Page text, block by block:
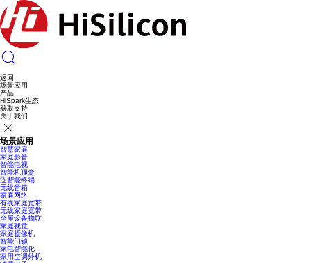
返回
场景应用
产品
HiSpark生态
获取支持
关于我们
场景应用
智慧家庭
家庭影音
智能电视
智能机顶盒
泛智能终端
无线音箱
家庭网络
有线家庭宽带
无线家庭宽带
全屋设备物联
家庭视觉
家庭摄像机
智能门锁
家电智能化
家用空调外机